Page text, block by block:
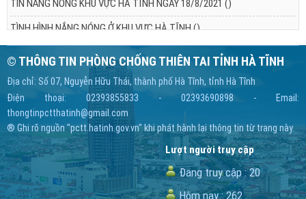
TIN NẮNG NÓNG KHU VỰC HÀ TĨNH NGÀY 18/8/2021 ()
TÌNH HÌNH NẮNG NÓNG Ở KHU VỰC HÀ TĨNH()
© THÔNG TIN PHÒNG CHỐNG THIÊN TAI TỈNH HÀ TĨNH
Địa chỉ: Số 07, Nguyễn Hữu Thái, thành phố Hà Tĩnh, tỉnh Hà Tĩnh
Điện thoại: 02393855833 - 02393690898 - Email:
thongtinpctthatinh@gmail.com
® Ghi rõ nguồn "pctt.hatinh.gov.vn" khi phát hành lại thông tin từ trang này.
Lượt người truy cập
Đang truy cập : 20
Hôm nay : 262